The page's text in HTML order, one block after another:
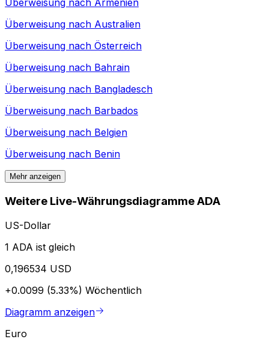
Überweisung nach Armenien
Überweisung nach Australien
Überweisung nach Österreich
Überweisung nach Bahrain
Überweisung nach Bangladesch
Überweisung nach Barbados
Überweisung nach Belgien
Überweisung nach Benin
Mehr anzeigen
Weitere Live-Währungsdiagramme ADA
US-Dollar
1 ADA ist gleich
0,196534 USD
+0.0099 (5.33%) Wöchentlich
Diagramm anzeigen
Euro